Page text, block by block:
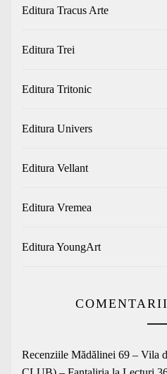
Editura Tracus Arte
Editura Trei
Editura Tritonic
Editura Univers
Editura Vellant
Editura Vremea
Editura YoungArt
Recenziile Mădălinei 69 – Vila